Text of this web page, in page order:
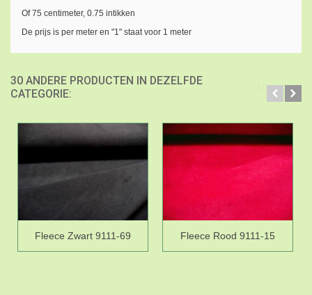
Of 75 centimeter, 0.75 intikken
De prijs is per meter en "1" staat voor 1 meter
30 ANDERE PRODUCTEN IN DEZELFDE
CATEGORIE:
Fleece Zwart 9111-69 Fleece Rood 9111-15